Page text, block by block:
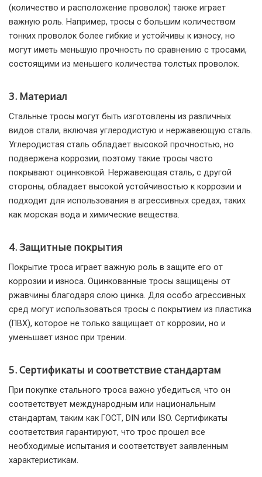
(количество и расположение проволок) также играет
важную роль. Например, тросы с большим количеством
тонких проволок более гибкие и устойчивы к износу, но
могут иметь меньшую прочность по сравнению с тросами,
состоящими из меньшего количества толстых проволок.
3. Материал
Стальные тросы могут быть изготовлены из различных
видов стали, включая углеродистую и нержавеющую сталь.
Углеродистая сталь обладает высокой прочностью, но
подвержена коррозии, поэтому такие тросы часто
покрывают оцинковкой. Нержавеющая сталь, с другой
стороны, обладает высокой устойчивостью к коррозии и
подходит для использования в агрессивных средах, таких
как морская вода и химические вещества.
4. Защитные покрытия
Покрытие троса играет важную роль в защите его от
коррозии и износа. Оцинкованные тросы защищены от
ржавчины благодаря слою цинка. Для особо агрессивных
сред могут использоваться тросы с покрытием из пластика
(ПВХ), которое не только защищает от коррозии, но и
уменьшает износ при трении.
5. Сертификаты и соответствие стандартам
При покупке стального троса важно убедиться, что он
соответствует международным или национальным
стандартам, таким как ГОСТ, DIN или ISO. Сертификаты
соответствия гарантируют, что трос прошел все
необходимые испытания и соответствует заявленным
характеристикам.